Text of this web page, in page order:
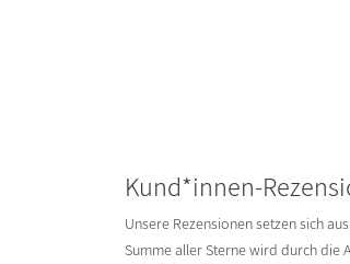
Kund*innen-
Unsere Rezensionen setzen sich
Summe aller Sterne wird durch die